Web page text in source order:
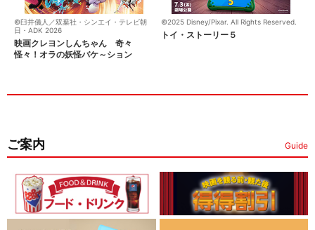
©臼井儀人／双葉社・シンエイ・テレビ朝
日・ADK 2026
映画クレヨンしんちゃん 奇々
怪々！オラの妖怪バケ～ション
©2025 Disney/Pixar. All Rights Reserved.
トイ・ストーリー５
ご案内 Guide